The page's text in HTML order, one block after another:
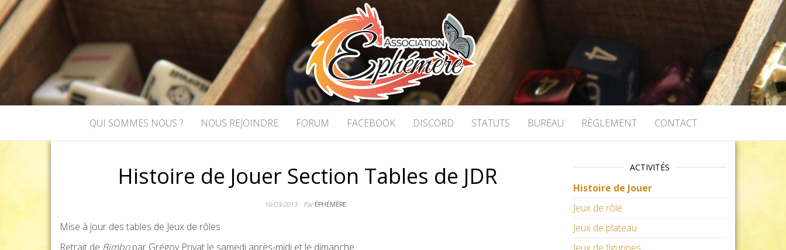
ASSOCIATION ÉPHÉMÈRE
QUI SOMMES NOUS ? NOUS REJOINDRE FORUM FACEBOOK DISCORD STATUTS BUREAU RÈGLEMENT CONTACT
Histoire de Jouer Section Tables de JDR
16/03/2013 ParÉPHÉMÈRE
Mise à jour des tables de Jeux de rôles
Retrait de Bimbopar Grégoy Privat le samedi après-midi et le dimanche
ACTIVITÉS
Histoire de Jouer
Jeux de rôle
Jeux de plateau